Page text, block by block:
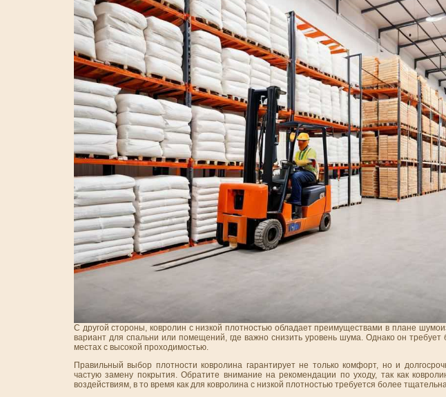
С другой стороны, ковролин с низкой плотностью обладает преимуществами в плане
вариант для спальни или помещений, где важно снизить уровень шума. Однако он
местах с высокой проходимостью.
Правильный выбор плотности ковролина гарантирует не только комфорт, но и
частую замену покрытия. Обратите внимание на рекомендации по уходу, так как
воздействиям, в то время как для ковролина с низкой плотностью требуется более